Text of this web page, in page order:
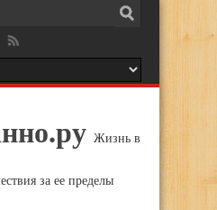
Жизнь в
за ее пределы